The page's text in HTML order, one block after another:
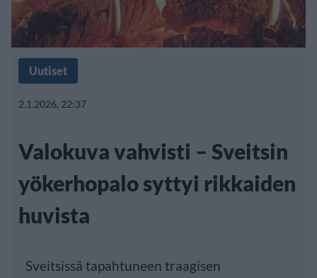
Uutiset
2.1.2026, 22:37
Valokuva vahvisti – Sveitsin
yökerhopalo syttyi rikkaiden
huvista
Sveitsissä tapahtuneen traagisen